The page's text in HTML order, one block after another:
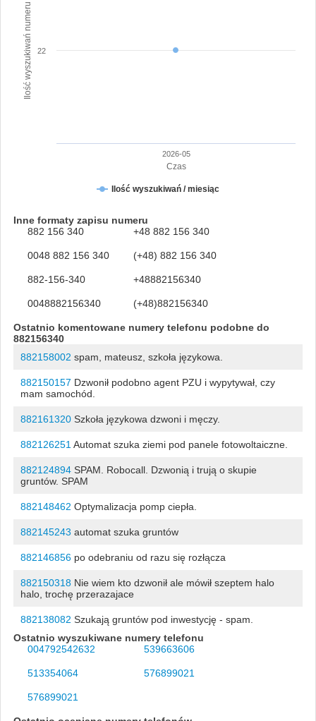
Czas
Ilość wyszukiwań numeru
Ilość wyszukiwań / miesiąc
2026-05
22
Inne formaty zapisu numeru
882 156 340
+48 882 156 340
0048 882 156 340 (+48) 882 156 340
882-156-340 +48882156340
0048882156340 (+48)882156340
Ostatnio komentowane numery telefonu podobne do
882156340
882158002 spam, mateusz, szkoła językowa.
882150157 Dzwonił podobno agent PZU i wypytywał, czy
mam samochód.
882161320Szkoła językowa dzwoni i męczy.
882126251 Automat szuka ziemi pod panele fotowoltaiczne.
882124894SPAM. Robocall. Dzwonią i trują o skupie
gruntów. SPAM
882148462 Optymalizacja pomp ciepła.
882145243 automat szuka gruntów
882146856po odebraniu od razu się rozłącza
882150318Nie wiem kto dzwonił ale mówił szeptem halo
halo, trochę przerazajace
882138082 Szukają gruntów pod inwestycję - spam.
Ostatnio wyszukiwane numery telefonu
004792542632
539663606
513354064 576899021
576899021